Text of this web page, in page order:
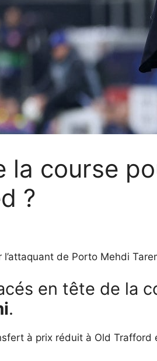
la course
?
de Porto Mehdi
en tête de la
.
à prix réduit à Old